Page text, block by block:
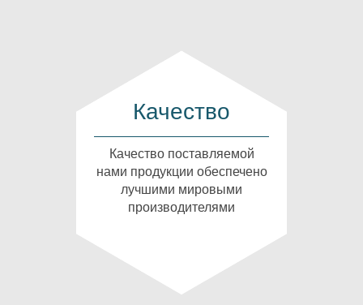
Качество
Качество поставляемой
нами продукции обеспечено
лучшими мировыми
производителями